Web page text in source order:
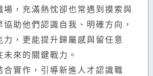
場，充滿熱忱卻也常遇到摸索與
助他們認識自我、明確方向，
力，更能提升歸屬感與留任意
來的關鍵戰力。
合實作，引導新進人才認識職